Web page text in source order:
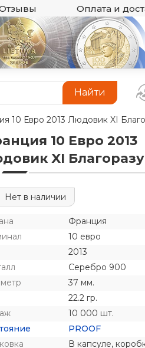
Оплата и
Найти
10 Евро 2013 Людовик XI
10 Евро 2013
XI
Нет в наличии
Франция
10 евро
2013
Серебро 900
37 мм.
22.2 гр.
10 000 шт.
PROOF
В капсуле,